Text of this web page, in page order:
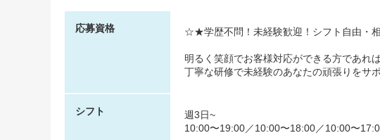
応募資格 ☆★学歴不問！未経験歓迎！シフト自由・
明るく笑顔でお客様対応ができる方であれば
丁寧な研修で未経験のあなたの頑張りをサ
シフト
週3日~
10:00〜19:00／10:00〜18:00／10:00〜